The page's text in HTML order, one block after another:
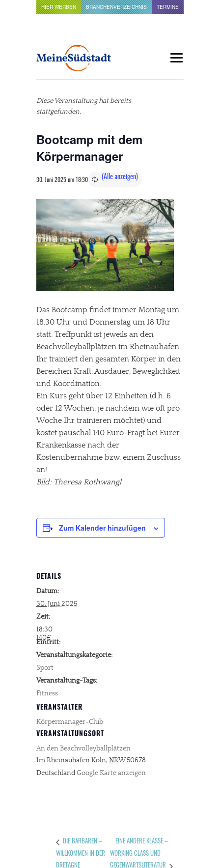
HIER WERBEN BRANCHENVERZEICHNIS TERMINE
Diese Veranstaltung hat bereits
stattgefunden.
Bootcamp mit dem
Körpermanager
30. Juni 2025 um 18:30
Das Bootcamp findet immer Montag um
18.30 Uhr und Donnerstag um 18 Uhr
statt. Treffpunkt ist jeweils an den
Beachvolleyballplätzen im Rheinauhafen.
Ihr trainiert den gesamten Körper in den
Bereichen Kraft, Ausdauer, Beweglichkeit
und Koordination.
Ein Kurs geht über 12 Einheiten (d.h. 6
oder 12 Wochen, je nachdem wie oft pro
Woche Ihr trainieren möchtet) und
kostet pauschal 140 Euro. Fragt bei Eurer
Krankenkasse nach der
Kostenübernahme bzw. einem Zuschuss
an!
Bild: Theresa Rothwangl
Zum Kalender hinzufügen
DETAILS
Datum:
30. Juni 2025
Zeit:
18:30
Eintritt:
140€
Veranstaltungskategorie:
Sport
Veranstaltung-Tags:
Fitness
VERANSTALTUNGSORT
An den Beachvolleyballplätzen
Im RheinauhafenKöln, NRW50678
DeutschlandGoogle Karte anzeigen
VERANSTALTER
Körpermanager-Club
DIE BARBAREN –
WILLKOMMEN IN DER
BRETAGNE
EINE ANDERE KLASSE –
WORKING CLASS UND
GEGENWARTSLITERATUR